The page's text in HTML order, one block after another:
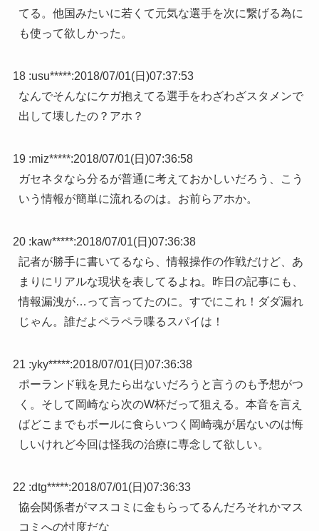
てる。他国みたいに若くて元気な選手を次に繋げる為に
も使って欲しかった。
18 :usu*****:2018/07/01(日)07:37:53
なんでそんなにケガ抱えてる選手をわざわざスタメンで
出して壊したの？アホ？
19 :miz*****:2018/07/01(日)07:36:58
ガセネタなら分るが普通に考えておかしいだろう、こう
いう情報が簡単に流れるのは。お前らアホか。
20 :kaw*****:2018/07/01(日)07:36:38
記者が勝手に書いてるなら、情報操作の作戦だけど、あ
まりにリアルな現状を表してるよね。昨日の記事にも、
情報漏洩が…って言ってたのに。すでにこれ！ダダ漏れ
じゃん。誰だよペラペラ喋るスパイは！
21 :yky*****:2018/07/01(日)07:36:38
ポーランド戦を見たら出ないだろうと言うのも予想がつ
く。そして岡崎なら次のW杯だって狙える。本音を言え
ばどこまでもボールに食らいつく岡崎魂が居ないのは悔
しいけれど今回は怪我の治療に専念して欲しい。
22 :dtg*****:2018/07/01(日)07:36:33
協会関係者がマスコミに金もらってるんだろそれかマス
コミへの忖度だな